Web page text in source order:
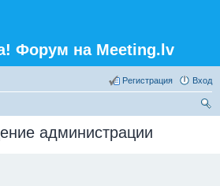
Форум на Meeting.lv
Вход
Регистрация
администрации